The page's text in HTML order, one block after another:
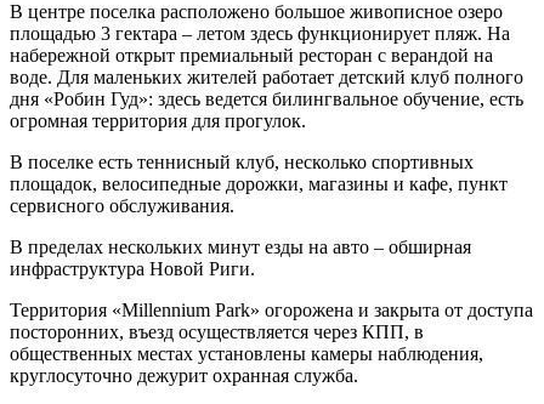
В центре поселка расположено большое живописное озеро
площадью 3 гектара – летом здесь функционирует пляж. На
набережной открыт премиальный ресторан с верандой на
воде. Для маленьких жителей работает детский клуб полного
дня «Робин Гуд»: здесь ведется билингвальное обучение, есть
огромная территория для прогулок.
В поселке есть теннисный клуб, несколько спортивных
площадок, велосипедные дорожки, магазины и кафе, пункт
сервисного обслуживания.
В пределах нескольких минут езды на авто – обширная
инфраструктура Новой Риги.
Территория «Millennium Park» огорожена и закрыта от доступа
посторонних, въезд осуществляется через КПП, в
общественных местах установлены камеры наблюдения,
круглосуточно дежурит охранная служба.